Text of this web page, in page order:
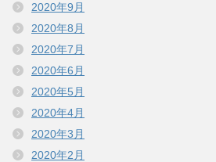
2020年9月
2020年8月
2020年7月
2020年6月
2020年5月
2020年4月
2020年3月
2020年2月